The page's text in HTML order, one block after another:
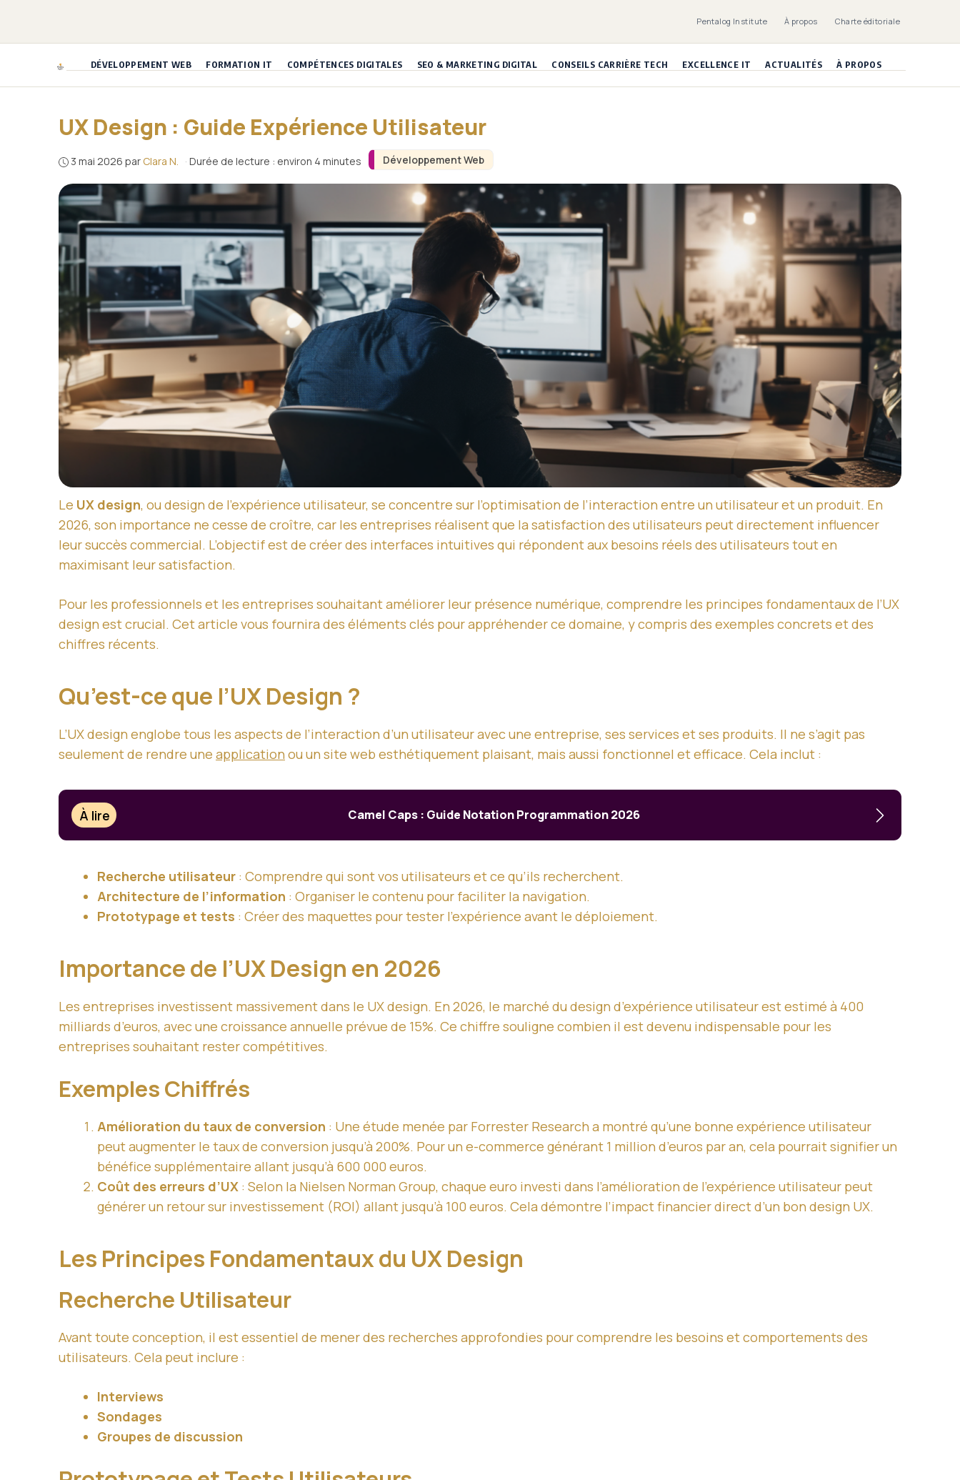
contenu
Pentalog Institute À propos Charte éditoriale
DÉVELOPPEMENT WEB FORMATION IT COMPÉTENCES DIGITALES SEO & MARKETING DIGITAL CONSEILS CARRIÈRE TECH EXCELLENCE IT ACTUALITÉS À PROPOS
Développement Web
UX Design : Guide Expérience Utilisateur
3 mai 2026 par Clara N. · Durée de lecture : environ 4 minutes
Le UX design, ou design de l’expérience utilisateur, se concentre sur l’optimisation de l’interaction entre un utilisateur et un produit. En
2026, son importance ne cesse de croître, car les entreprises réalisent que la satisfaction des utilisateurs peut directement influencer
leur succès commercial. L’objectif est de créer des interfaces intuitives qui répondent aux besoins réels des utilisateurs tout en
maximisant leur satisfaction.
Pour les professionnels et les entreprises souhaitant améliorer leur présence numérique, comprendre les principes fondamentaux de l’UX
design est crucial. Cet article vous fournira des éléments clés pour appréhender ce domaine, y compris des exemples concrets et des
chiffres récents.
Qu’est-ce que l’UX Design ?
L’UX design englobe tous les aspects de l’interaction d’un utilisateur avec une entreprise, ses services et ses produits. Il ne s’agit pas
seulement de rendre une application ou un site web esthétiquement plaisant, mais aussi fonctionnel et efficace. Cela inclut :
À lire Camel Caps : Guide Notation Programmation 2026
Recherche utilisateur : Comprendre qui sont vos utilisateurs et ce qu’ils recherchent.
Architecture de l’information : Organiser le contenu pour faciliter la navigation.
Prototypage et tests : Créer des maquettes pour tester l’expérience avant le déploiement.
Importance de l’UX Design en 2026
Les entreprises investissent massivement dans le UX design. En 2026, le marché du design d’expérience utilisateur est estimé à 400
milliards d’euros, avec une croissance annuelle prévue de 15%. Ce chiffre souligne combien il est devenu indispensable pour les
entreprises souhaitant rester compétitives.
Exemples Chiffrés
Amélioration du taux de conversion : Une étude menée par Forrester Research a montré qu’une bonne expérience utilisateur
peut augmenter le taux de conversion jusqu’à 200%. Pour un e-commerce générant 1 million d’euros par an, cela pourrait signifier un
bénéfice supplémentaire allant jusqu’à 600 000 euros.
Coût des erreurs d’UX : Selon la Nielsen Norman Group, chaque euro investi dans l’amélioration de l’expérience utilisateur peut
générer un retour sur investissement (ROI) allant jusqu’à 100 euros. Cela démontre l’impact financier direct d’un bon design UX.
Les Principes Fondamentaux du UX Design
Recherche Utilisateur
Avant toute conception, il est essentiel de mener des recherches approfondies pour comprendre les besoins et comportements des
utilisateurs. Cela peut inclure :
Interviews
Sondages
Groupes de discussion